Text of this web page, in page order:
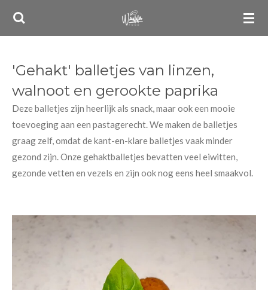
Ga
hoofdinhoud
'Gehakt' balletjes van linzen,
walnoot en gerookte paprika
Deze balletjes zijn heerlijk als snack, maar ook een mooie
toevoeging aan een pastagerecht. We maken de balletjes
graag zelf, omdat de kant-en-klare balletjes vaak minder
gezond zijn. Onze gehaktballetjes bevatten veel eiwitten,
gezonde vetten en vezels en zijn ook nog eens heel smaakvol.